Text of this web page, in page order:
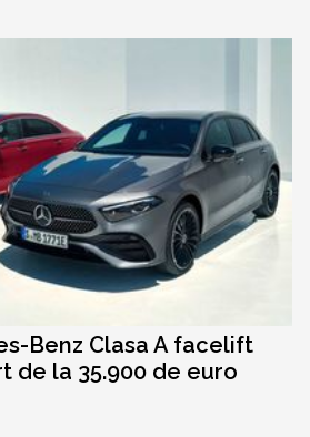
Benz Clasa A facelift
de la 35.900 de euro